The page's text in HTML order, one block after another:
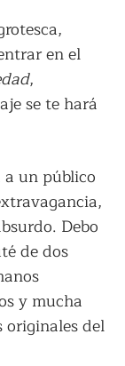
en el
,
se te hará
un público
Debo
de dos
y mucha
originales del